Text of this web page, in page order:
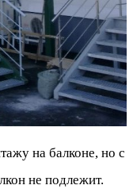
на балконе, но с
не подлежит.